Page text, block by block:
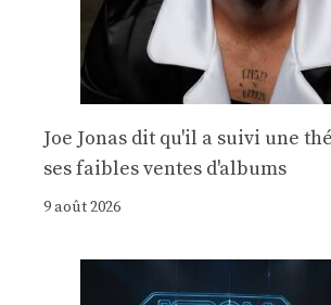
Joe Jonas dit qu'il a suivi une
ses faibles ventes d'albums
9 août 2026